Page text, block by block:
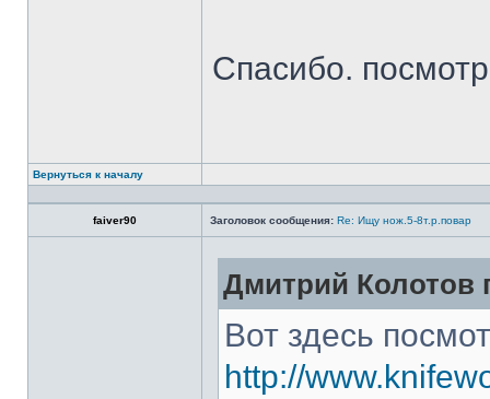
Спасибо.
Вернуться к началу
faiver90 Заголовок сообщения: Re: Ищу нож.5-8т.р.повар
Дмитрий Колотов
Вот здесь
http://